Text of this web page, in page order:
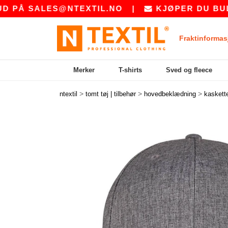
SALES@NTEXTIL.NO| KJØPER DU BULK?
Merker T-shirts Sved og fleece
ntextil > tomt tøj | tilbehør > hovedbeklædning >